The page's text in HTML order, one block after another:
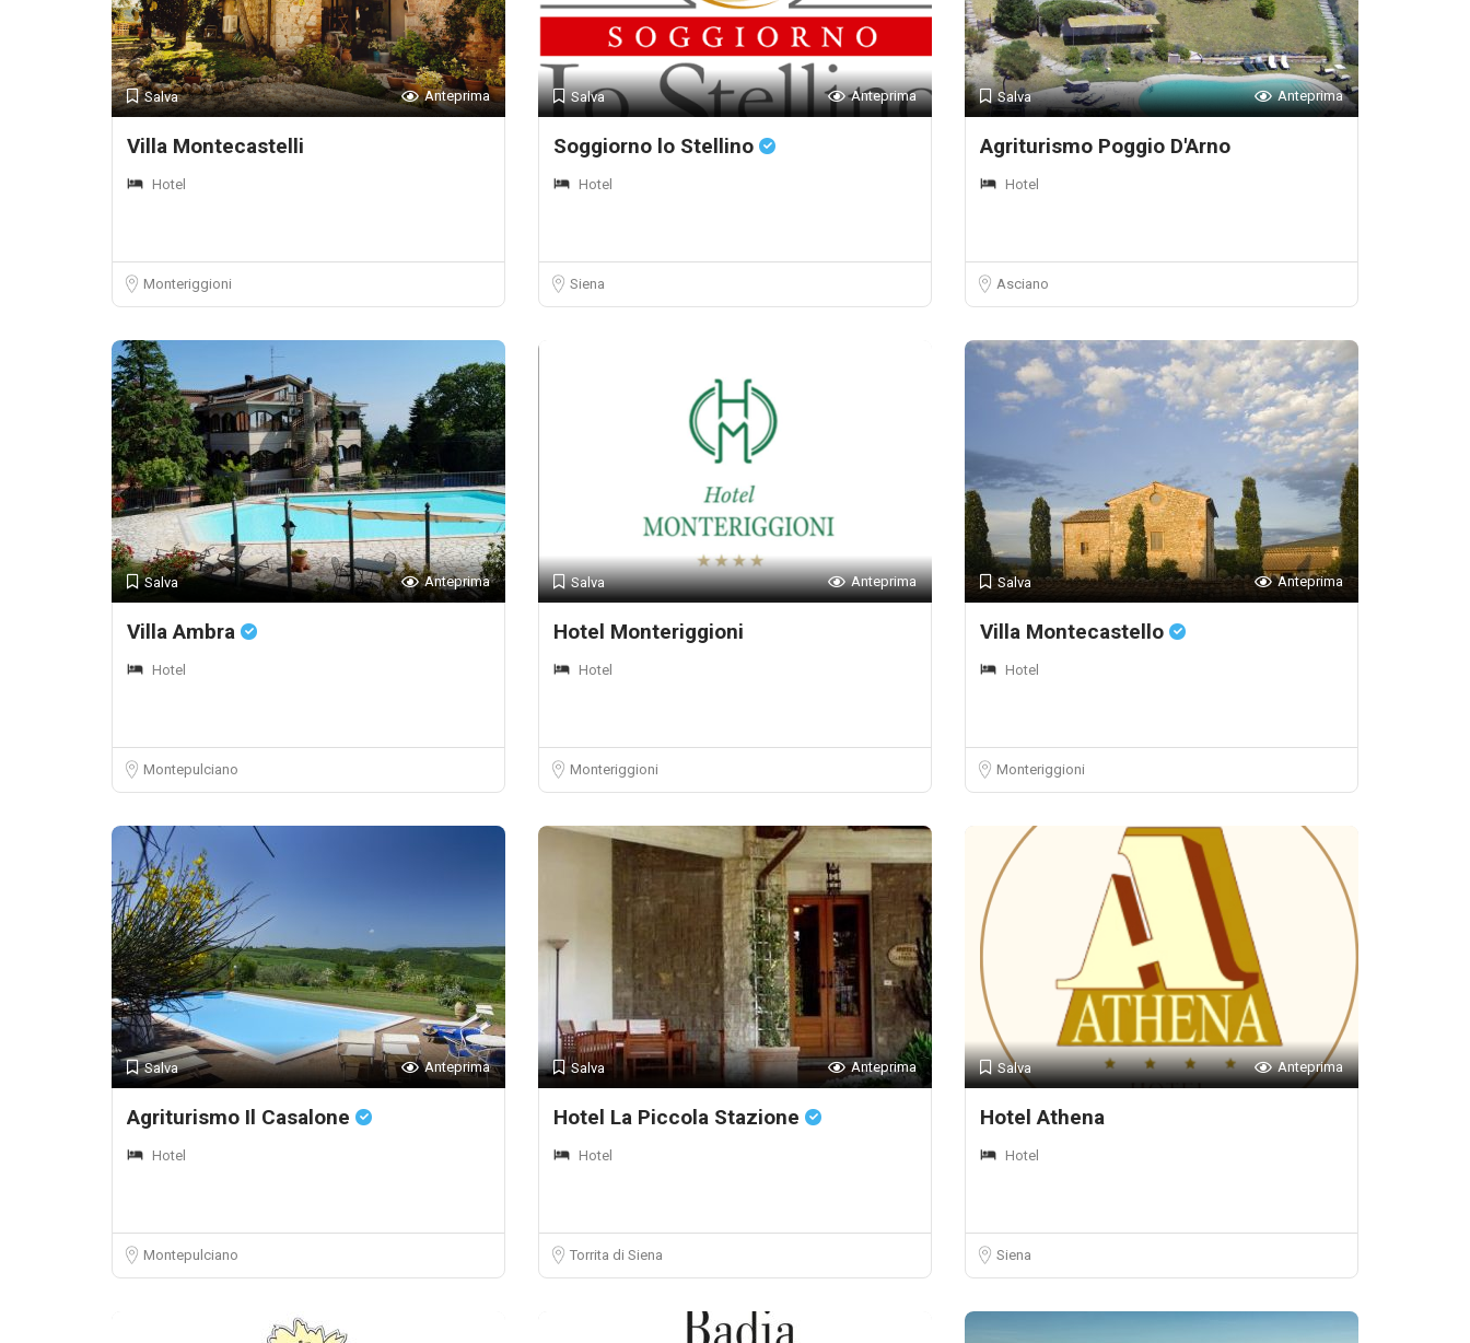
Salva Anteprima
Villa Montecastelli
Hotel
Monteriggioni
Salva Anteprima
Soggiorno lo Stellino
Hotel
Siena
Salva Anteprima
Agriturismo Poggio D'Arno
Hotel
Asciano
Salva Anteprima
Villa Ambra
Hotel
Montepulciano
Salva Anteprima
Hotel Monteriggioni
Hotel
Monteriggioni
Salva Anteprima
Villa Montecastello
Hotel
Monteriggioni
Salva Anteprima
Agriturismo Il Casalone
Hotel
Montepulciano
Salva Anteprima
Hotel La Piccola Stazione
Hotel
Torrita di Siena
Salva Anteprima
Hotel Athena
Hotel
Siena